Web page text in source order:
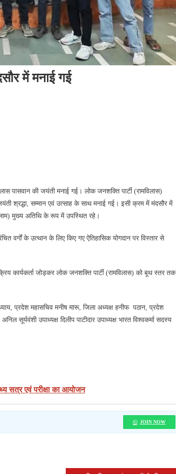
में मनाई गई
पासवान की जयंती मनाई गई। लोक जनशक्ति पार्टी (रामविलास)
श्रद्धा, सम्मान एवं उत्साह के साथ मनाई गई। इसी क्रम में मंदसौर में
मुख्य अतिथि के रूप में उपस्थित रहे।
वर्गों के उत्थान के लिए किए गए ऐतिहासिक योगदान पर विस्तार से
कार्यकर्ता जोड़कर लोक जनशक्ति पार्टी (रामविलास) को बूथ स्तर तक
प्रदेश महासचिव मनीष मारू, जिला अध्यक्ष हनीफ पठान, प्रदेश
उपाध्यक्ष दिलीप पाटीदार उपाध्यक्ष भारत विश्वकर्मा सदस्य
सत्र एवं परीक्षा का आयोजन
JOIN NOW